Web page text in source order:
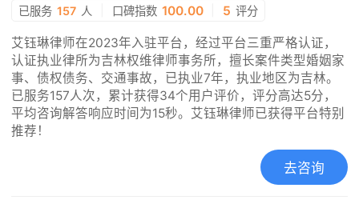
已服务 157 人 口碑指数 100.00 5 评分
艾钰琳律师在2023年入驻平台，经过平台三重严格认证，
认证执业律所为吉林权维律师事务所，擅长案件类型婚姻家
事、债权债务、交通事故，已执业7年，执业地区为吉林。
已服务157人次，累计获得34个用户评价，评分高达5分，
平均咨询解答响应时间为15秒。艾钰琳律师已获得平台特别
推荐！
去咨询